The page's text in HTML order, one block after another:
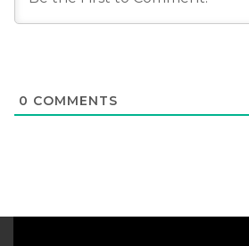
0 COMMENTS